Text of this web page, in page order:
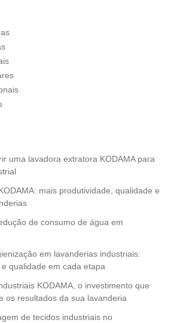
uma lavadora extratora KODAMA para
mais produtividade, qualidade e
de consumo de água em
em lavanderias industriais:
qualidade em cada etapa
KODAMA, o investimento que
os resultados da sua lavanderia
de tecidos industriais no